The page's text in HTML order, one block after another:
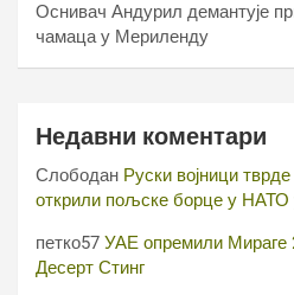
Оснивач Андурил демантује
чамаца у Мериленду
Недавни коментари
Слободан Руски војници
открили пољске борце у
петко57 УАЕ опремили Мираге
Десерт Стинг